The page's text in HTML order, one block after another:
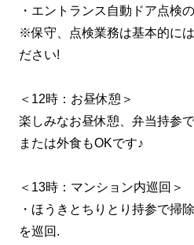
・エントランス自動ドア点検
※保守、点検業務は基本的に
ださい!
＜12時：お昼休憩＞
楽しみなお昼休憩、弁当持参
または外食もOKです♪
＜13時：マンション内巡回＞
・ほうきとちりとり持参で掃
を巡回.